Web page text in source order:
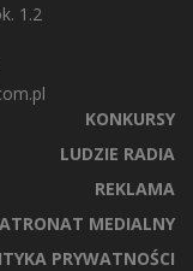
1.2
KONKURSY
LUDZIE RADIA
REKLAMA
MEDIALNY
PRYWATNOŚCI